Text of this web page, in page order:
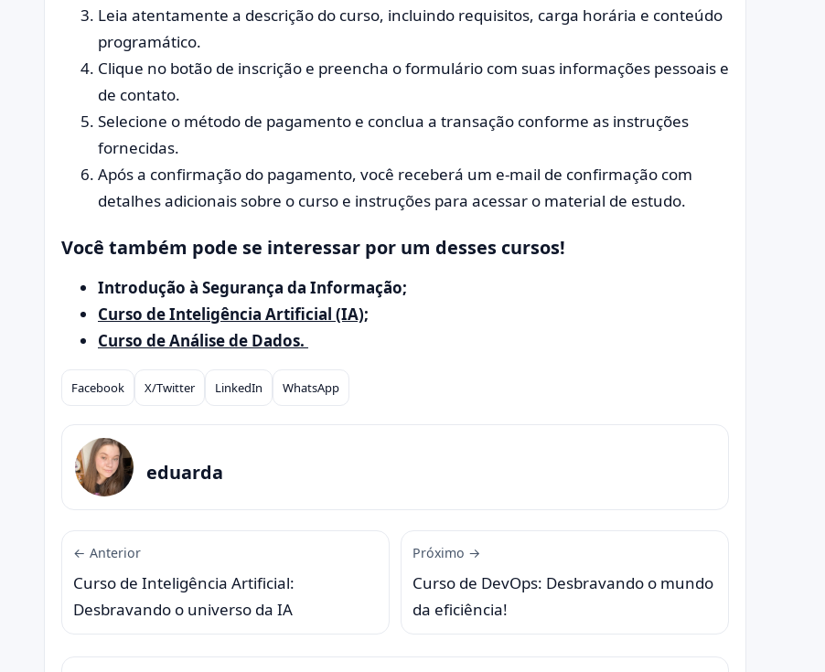
Leia atentamente a descrição do curso, incluindo requisitos, carga horária e conteúdo
programático.
Clique no botão de inscrição e preencha o formulário com suas informações pessoais e
de contato.
Selecione o método de pagamento e conclua a transação conforme as instruções
fornecidas.
Após a confirmação do pagamento, você receberá um e-mail de confirmação com
detalhes adicionais sobre o curso e instruções para acessar o material de estudo.
Você também pode se interessar por um desses cursos!
Introdução à Segurança da Informação;
Curso de Inteligência Artificial (IA);
Curso de Análise de Dados.
Compartilhar
Facebook X/Twitter LinkedIn WhatsApp
eduarda
← Anterior
Curso de Inteligência Artificial:
Desbravando o universo da IA
Próximo →
Curso de DevOps: Desbravando o mundo
da eficiência!